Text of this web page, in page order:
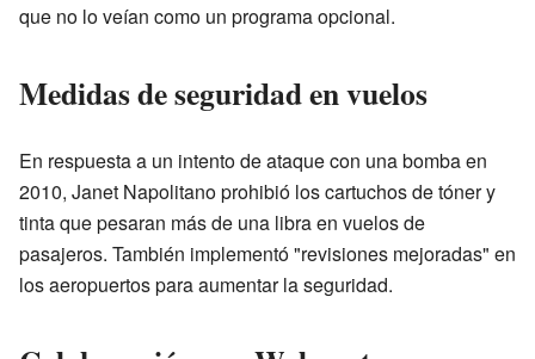
que no lo veían como un programa opcional.
Medidas de seguridad en vuelos
En respuesta a un intento de ataque con una bomba en
2010, Janet Napolitano prohibió los cartuchos de tóner y
tinta que pesaran más de una libra en vuelos de
pasajeros. También implementó "revisiones mejoradas" en
los aeropuertos para aumentar la seguridad.